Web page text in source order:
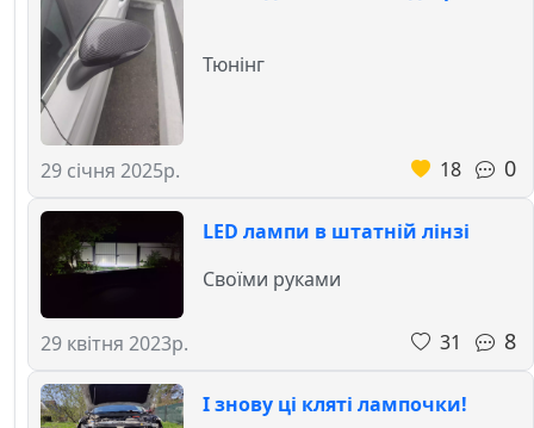
29 січня 2025р.
Тюнінг
18 0
LED лампи в штатній лінзі
29 квітня 2023р.
Своїми руками
31 8
І знову ці кляті лампочки!